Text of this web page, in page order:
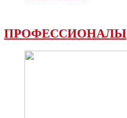
ПРОФЕССИОНАЛЫ